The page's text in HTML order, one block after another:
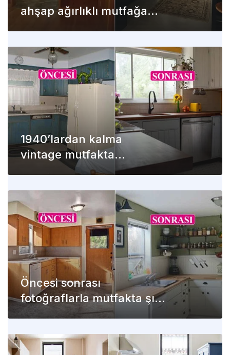
ahşap ağırlıklı mutfağa
1940’lardan kalma
vintage mutfakta
etkileyici değişim! İşte
Öncesi sonrası
fotoğraflarla mutfakta şık
ve renkli değişim